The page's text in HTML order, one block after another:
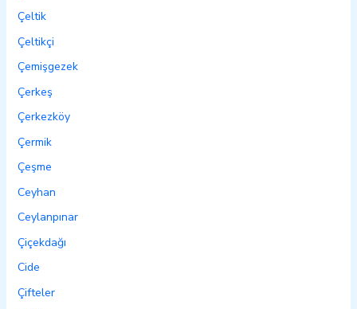
Çeltik
Çeltikçi
Çemişgezek
Çerkeş
Çerkezköy
Çermik
Çeşme
Ceyhan
Ceylanpınar
Çiçekdağı
Cide
Çifteler